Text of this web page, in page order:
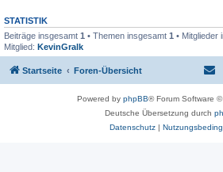
STATISTIK
Beiträge insgesamt 1 • Themen insgesamt 1 • Mitglieder
Mitglied: KevinGralk
Startseite Foren-Übersicht
Powered by phpBB® Forum Software
Deutsche Übersetzung durch
Datenschutz|